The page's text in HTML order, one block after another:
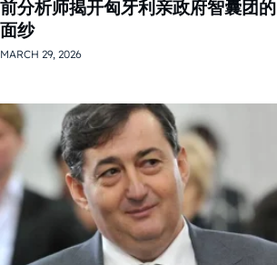
前分析师揭开匈牙利亲政府智囊团的
面纱
MARCH 29, 2026